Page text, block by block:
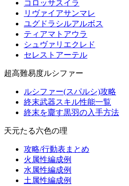
コロッサスイラ
リヴァイアサンマレ
ユグドラシルアルボス
ティアマトアウラ
シュヴァリエクレド
セレストアーテル
超高難易度ルシファー
ルシファー(スパルシ)攻略
終末武器スキル性能一覧
終末を齎す黒羽の入手方法
天元たる六色の理
攻略/行動表まとめ
火属性編成例
水属性編成例
土属性編成例